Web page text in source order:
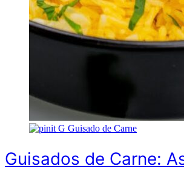
G Guisado de Carne
Guisados de Carne: